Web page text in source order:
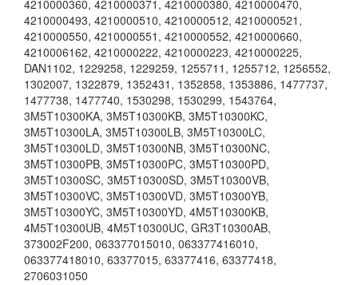
4210000360, 4210000371, 4210000380, 4210000470,
4210000493, 4210000510, 4210000512, 4210000521,
4210000550, 4210000551, 4210000552, 4210000660,
4210006162, 4210000222, 4210000223, 4210000225,
DAN1102, 1229258, 1229259, 1255711, 1255712, 1256552,
1302007, 1322879, 1352431, 1352858, 1353886, 1477737,
1477738, 1477740, 1530298, 1530299, 1543764,
3M5T10300KA, 3M5T10300KB, 3M5T10300KC,
3M5T10300LA, 3M5T10300LB, 3M5T10300LC,
3M5T10300LD, 3M5T10300NB, 3M5T10300NC,
3M5T10300PB, 3M5T10300PC, 3M5T10300PD,
3M5T10300SC, 3M5T10300SD, 3M5T10300VB,
3M5T10300VC, 3M5T10300VD, 3M5T10300YB,
3M5T10300YC, 3M5T10300YD, 4M5T10300KB,
4M5T10300UB, 4M5T10300UC, GR3T10300AB,
373002F200, 063377015010, 063377416010,
063377418010, 63377015, 63377416, 63377418,
2706031050